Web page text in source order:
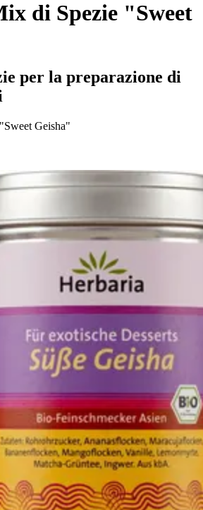
di Spezie "Sweet
per la preparazione di
Geisha"